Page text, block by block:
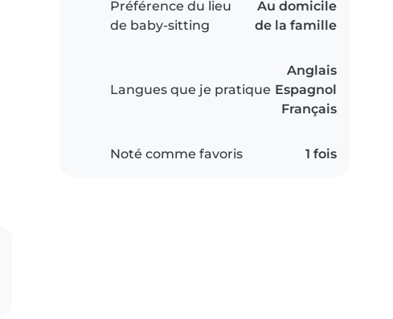
Préférence du lieu
de baby-sitting
Au domicile
de la famille
Langues que je pratique
Anglais
Espagnol
Français
Noté comme favoris 1 fois